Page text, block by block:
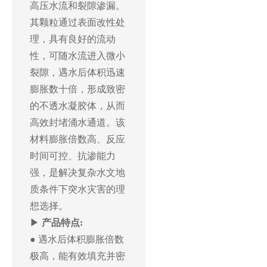
高压水流和裂隙渗漏。
其颗粒通过表面改性处
理，具有良好的流动
性，可随水流进入微小
裂隙，遇水后体积迅速
膨胀数十倍，形成致密
的不透水凝胶体，从而
高效封堵涌水通道。该
材料膨胀倍数高、反应
时间可控、抗渗能力
强，是解决复杂水文地
质条件下突水灾害的理
想选择。
▶ 产品特点:
● 遇水后体积膨胀倍数
极高，能有效填充并密